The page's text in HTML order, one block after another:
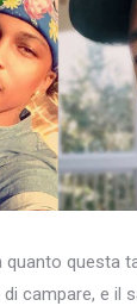
quanto
campare, e il